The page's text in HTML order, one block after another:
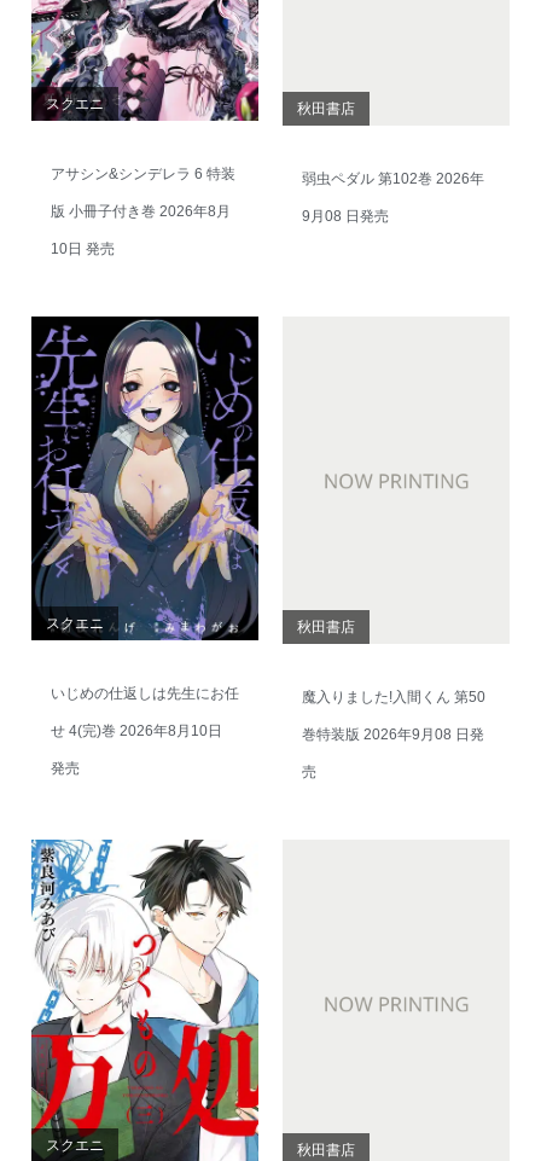
スクエニ
アサシン&シンデレラ 6 特装
版 小冊子付き巻 2026年8月
10日 発売
秋田書店
弱虫ペダル 第102巻 2026年
9月08 日発売
スクエニ
いじめの仕返しは先生にお任
せ 4(完)巻 2026年8月10日
発売
秋田書店
魔入りました!入間くん 第50
巻特装版 2026年9月08 日発
売
スクエニ 秋田書店